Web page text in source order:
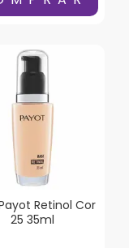
Retinol Cor
25 35ml